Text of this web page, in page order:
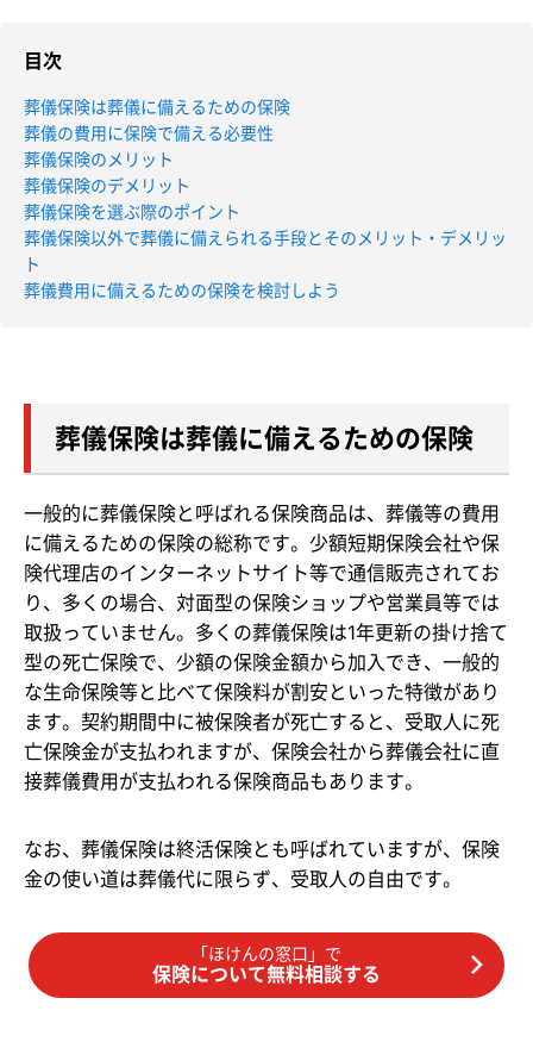
目次
葬儀保険は葬儀に備えるための保険
葬儀の費用に保険で備える必要性
葬儀保険のメリット
葬儀保険のデメリット
葬儀保険を選ぶ際のポイント
葬儀保険以外で葬儀に備えられる手段とそのメリット・デメリッ
ト
葬儀費用に備えるための保険を検討しよう
葬儀保険は葬儀に備えるための保険
一般的に葬儀保険と呼ばれる保険商品は、葬儀等の費用
に備えるための保険の総称です。少額短期保険会社や保
険代理店のインターネットサイト等で通信販売されてお
り、多くの場合、対面型の保険ショップや営業員等では
取扱っていません。多くの葬儀保険は1年更新の掛け捨て
型の死亡保険で、少額の保険金額から加入でき、一般的
な生命保険等と比べて保険料が割安といった特徴があり
ます。契約期間中に被保険者が死亡すると、受取人に死
亡保険金が支払われますが、保険会社から葬儀会社に直
接葬儀費用が支払われる保険商品もあります。
なお、葬儀保険は終活保険とも呼ばれていますが、保険
金の使い道は葬儀代に限らず、受取人の自由です。
「ほけんの窓口」で
保険について無料相談する